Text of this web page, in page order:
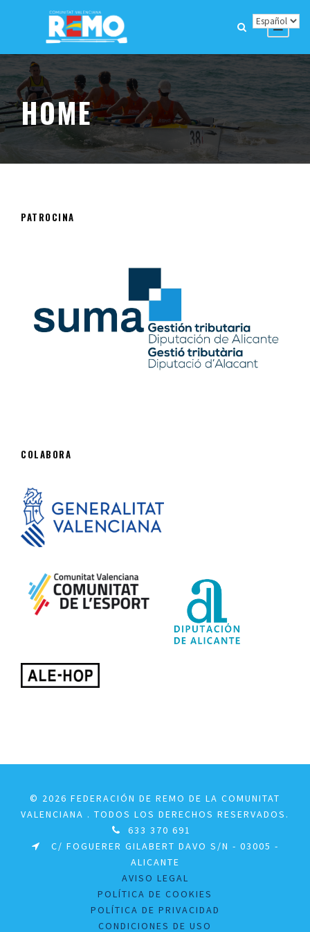
HOME
PATROCINA
COLABORA
© 2026 FEDERACIÓN DE REMO DE LA COMUNITAT
VALENCIANA . TODOS LOS DERECHOS RESERVADOS.
633 370 691
C/ FOGUERER GILABERT DAVO S/N - 03005 -
ALICANTE
AVISO LEGAL
POLÍTICA DE COOKIES
POLÍTICA DE PRIVACIDAD
CONDICIONES DE USO